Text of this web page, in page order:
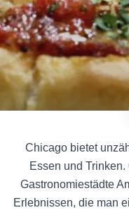
Chicago bietet
Essen und
Gastronomiestädte
Erlebnissen, die man